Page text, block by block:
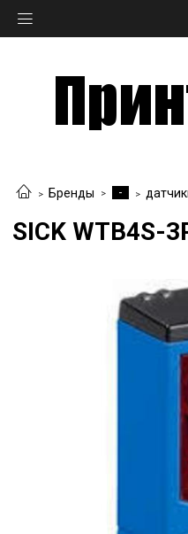
Бренды -
SICK WTB4S-